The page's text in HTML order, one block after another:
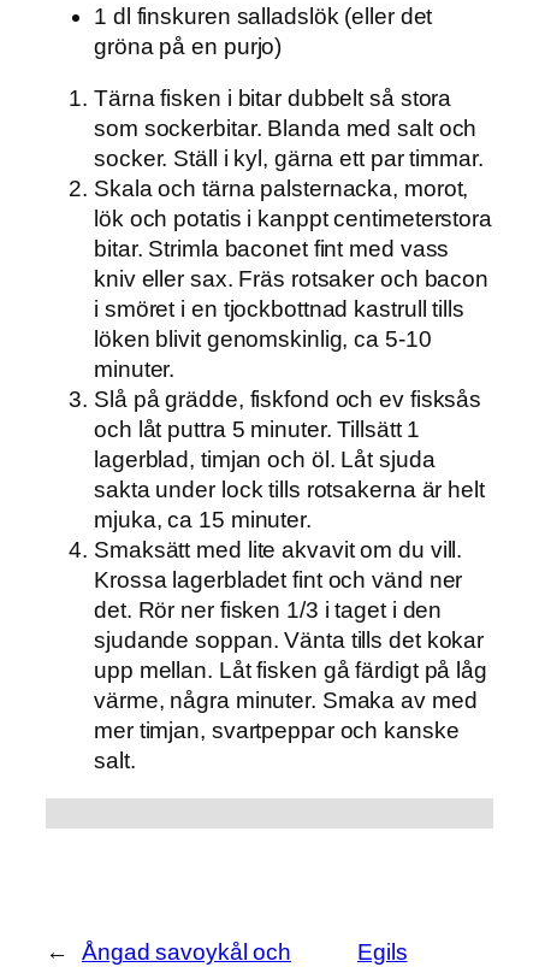
1 dl finskuren salladslök (eller det
gröna på en purjo)
Tärna fisken i bitar dubbelt så stora
som sockerbitar. Blanda med salt och
socker. Ställ i kyl, gärna ett par timmar.
Skala och tärna palsternacka, morot,
lök och potatis i kanppt centimeterstora
bitar. Strimla baconet fint med vass
kniv eller sax. Fräs rotsaker och bacon
i smöret i en tjockbottnad kastrull tills
löken blivit genomskinlig, ca 5-10
minuter.
Slå på grädde, fiskfond och ev fisksås
och låt puttra 5 minuter. Tillsätt 1
lagerblad, timjan och öl. Låt sjuda
sakta under lock tills rotsakerna är helt
mjuka, ca 15 minuter.
Smaksätt med lite akvavit om du vill.
Krossa lagerbladet fint och vänd ner
det. Rör ner fisken 1/3 i taget i den
sjudande soppan. Vänta tills det kokar
upp mellan. Låt fisken gå färdigt på låg
värme, några minuter. Smaka av med
mer timjan, svartpeppar och kanske
salt.
← Ångad savoykål och Egils